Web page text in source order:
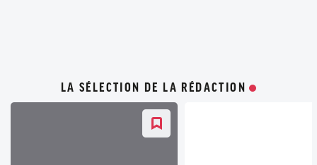
LA SÉLECTION DE LA RÉDACTION